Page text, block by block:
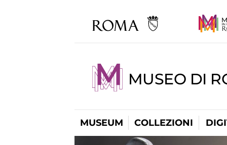
MUSEO DI
MUSEUM COLLEZIONI